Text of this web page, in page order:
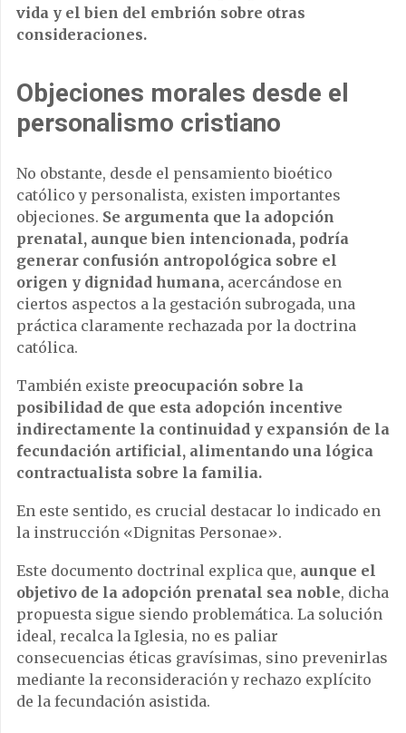
vida y el bien del embrión sobre otras
consideraciones.
Objeciones morales desde el
personalismo cristiano
No obstante, desde el pensamiento bioético
católico y personalista, existen importantes
objeciones. Se argumenta que la adopción
prenatal, aunque bien intencionada, podría
generar confusión antropológica sobre el
origen y dignidad humana, acercándose en
ciertos aspectos a la gestación subrogada, una
práctica claramente rechazada por la doctrina
católica.
También existe preocupación sobre la
posibilidad de que esta adopción incentive
indirectamente la continuidad y expansión de la
fecundación artificial, alimentando una lógica
contractualista sobre la familia.
En este sentido, es crucial destacar lo indicado en
la instrucción «Dignitas Personae».
Este documento doctrinal explica que, aunque el
objetivo de la adopción prenatal sea noble, dicha
propuesta sigue siendo problemática. La solución
ideal, recalca la Iglesia, no es paliar
consecuencias éticas gravísimas, sino prevenirlas
mediante la reconsideración y rechazo explícito
de la fecundación asistida.